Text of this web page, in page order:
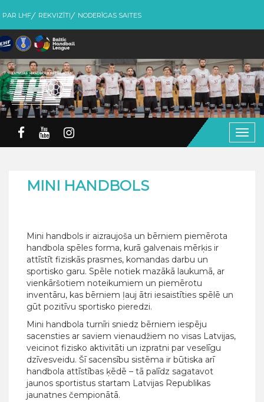
PAR LHF REKVIZĪTI NODERĪGAS SAITES
MINI HANDBOLS
Mini handbols ir aizraujoša un bērniem piemērota
handbola spēles forma, kurā galvenais mērķis ir
attīstīt fiziskās prasmes, komandas darbu un
sportisko garu. Spēle notiek mazākā laukumā, ar
vienkāršotiem noteikumiem un piemērotu
inventāru, kas bērniem ļauj ātri iesaistīties spēlē un
gūt pozitīvu sportisko pieredzi.
Mini handbola turnīri sniedz bērniem iespēju
sacensties ar saviem vienaudžiem no visas Latvijas,
veicinot fizisko aktivitāti un izpratni par veselīgu
dzīvesveidu. Šī sacensību sistēma ir būtiska arī
handbola attīstības ķēdē – tā palīdz sagatavot
jaunos sportistus startam Latvijas Republikas
jaunatnes čempionātā.